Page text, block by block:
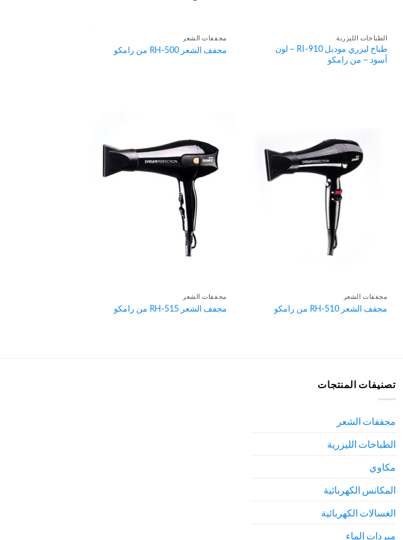
الطباخات الليزرية
طباخ ليزري موديل RI-910 – لون
أسود – من رامكو
مجففات الشعر
مجفف الشعر RH-500 من رامكو
مجففات الشعر
مجفف الشعر RH-510 من رامكو
مجففات الشعر
مجفف الشعر RH-515 من رامكو
تصنيفات المنتجات
مجففات الشعر
الطباخات الليزرية
مكاوي
المكانس الكهربائية
الغسالات الكهربائية
مبردات الماء